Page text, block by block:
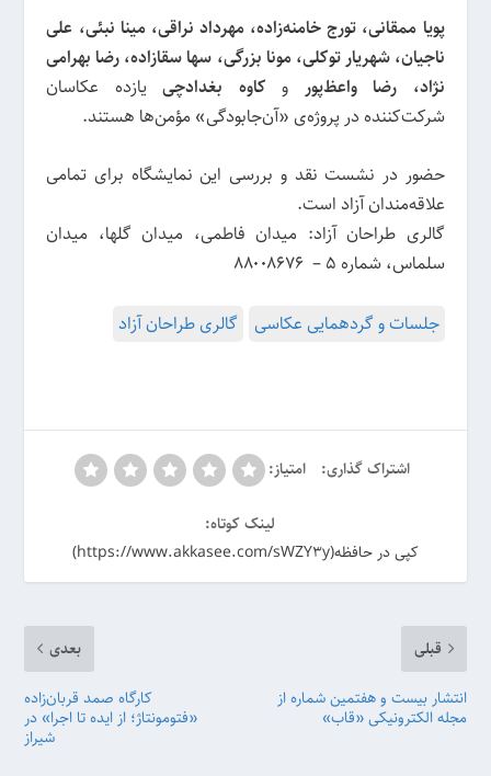
پویا ممقانی، تورج خامنه‌زاده، مهرداد نراقی، مینا نبئی، علی
ناجیان، شهریار توکلی، مونا بزرگی، سها سقازاده، رضا بهرامی
نژاد، رضا واعظ‌پور و کاوه بغدادچییازده عکاسان
شرکت‌کننده در پروژه‌ی «آن‌جابودگی» مؤمن‌ها هستند.
حضور در نشست نقد و بررسی این نمایشگاه برای تمامی
علاقه‌مندان آزاد است.
گالری طراحان آزاد: میدان فاطمی، میدان گلها، میدان
سلماس، شماره ۵ – ۸۸۰۰۸۶۷۶
جلسات و گردهمایی عکاسی گالری طراحان آزاد
اشتراک گذاری: امتیاز:
لینک کوتاه:
کپی در حافظه(https://www.akkasee.com/sWZY3y)
قبلی
انتشار بیست و هفتمین شماره از
مجله الکترونیکی «قاب»
بعدی
کارگاه صمد قربان‌زاده
«فتومونتاژ؛ از ایده تا اجرا» در
شیراز